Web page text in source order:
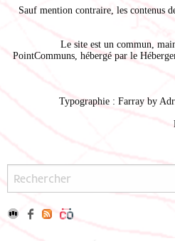
Sauf mention contraire, les contenus
Le site est un commun,
PointCommuns , hébergé par le
Typographie : Farray by